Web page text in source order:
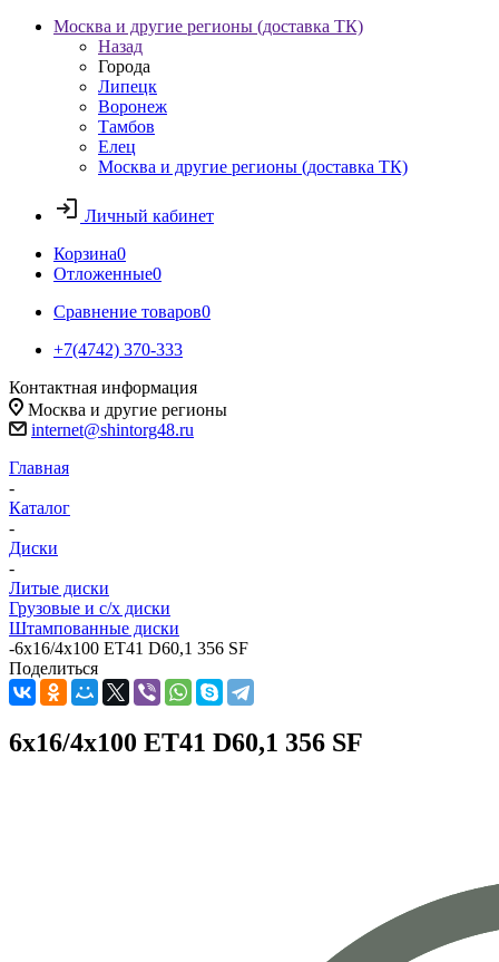
Москва и другие регионы (доставка ТК)
Назад
Города
Липецк
Воронеж
Тамбов
Елец
Москва и другие регионы (доставка ТК)
Личный кабинет
Корзина0
Отложенные0
Сравнение товаров0
+7(4742) 370-333
Контактная информация
Москва и другие регионы
internet@shintorg48.ru
Главная
-
Каталог
-
Диски
-
Литые диски
Грузовые и с/х диски
Штампованные диски
-6x16/4x100 ET41 D60,1 356 SF
Поделиться
6x16/4x100 ET41 D60,1 356 SF